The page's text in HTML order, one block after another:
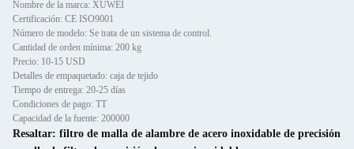
Nombre de la marca: XUWEI
Certificación: CE ISO9001
Número de modelo: Se trata de un sistema de control.
Cantidad de orden mínima: 200 kg
Precio: 10-15 USD
Detalles de empaquetado: caja de tejido
Tiempo de entrega: 20-25 días
Condiciones de pago: TT
Capacidad de la fuente: 200000
Resaltar: filtro de malla de alambre de acero inoxidable de precisión